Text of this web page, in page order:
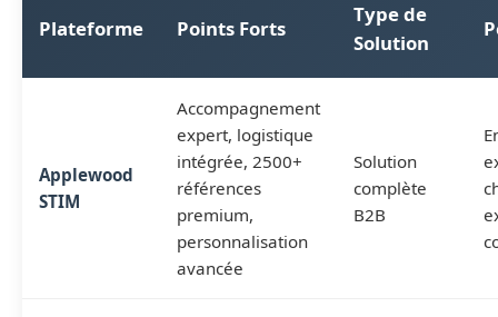
Plateforme Points Forts
Type de
Solution
Applewood
STIM
Accompagnement
expert, logistique
intégrée, 2500+
références
premium,
personnalisation
avancée
Solution
complète
B2B